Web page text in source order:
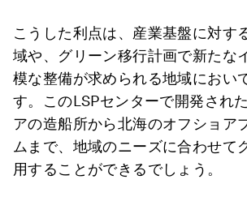
こうした利点は、産業基盤に対す
域や、グリーン移行計画で新たな
模な整備が求められる地域におい
す。このLSPセンターで開発され
アの造船所から北海のオフショア
ムまで、地域のニーズに合わせて
用することができるでしょう。